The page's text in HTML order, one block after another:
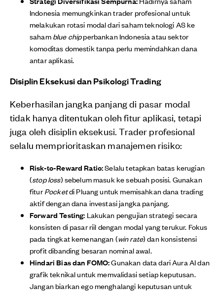
Indonesia memungkinkan trader profesional untuk
melakukan rotasi modal dari saham teknologi AS ke
sahamblue chipperbankan Indonesia atau sektor
komoditas domestik tanpa perlu memindahkan dana
antar aplikasi.
Disiplin Eksekusi dan Psikologi Trading
Keberhasilan jangka panjang di pasar modal
tidak hanya ditentukan oleh fitur aplikasi, tetapi
juga oleh disiplin eksekusi. Trader profesional
selalu memprioritaskan manajemen risiko:
Risk-to-Reward Ratio:Selalu tetapkan batas kerugian
(stop loss) sebelum masuk ke sebuah posisi. Gunakan
fiturPocketdi Pluang untuk memisahkan dana trading
aktif dengan dana investasi jangka panjang.
Forward Testing: Lakukan pengujian strategi secara
konsisten di pasar riil dengan modal yang terukur. Fokus
pada tingkat kemenangan (win rate) dan konsistensi
profit dibanding besaran nominal awal.
Hindari Bias dan FOMO:Gunakan data dari Aura AI dan
grafik teknikal untuk memvalidasi setiap keputusan.
Jangan biarkan ego menghalangi keputusan untuk